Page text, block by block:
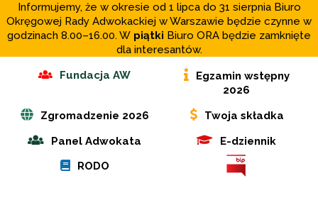
Informujemy, że w okresie od 1 lipca do 31 sierpnia Biuro
Okręgowej Rady Adwokackiej w Warszawie będzie czynne w
godzinach 8.00–16.00. W piątki Biuro ORA będzie zamknięte
dla interesantów.
Fundacja AW
Egzamin wstępny
2026
Zgromadzenie 2026
Twoja składka
Panel Adwokata
E-dziennik
RODO